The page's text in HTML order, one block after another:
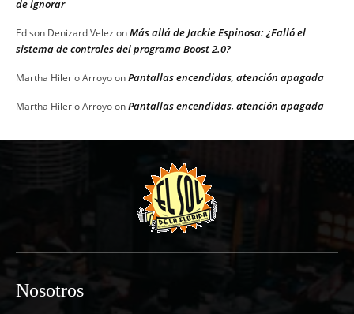
de ignorar
Edison Denizard Velez onMás allá de Jackie Espinosa: ¿Falló el
sistema de controles del programa Boost 2.0?
Martha Hilerio ArroyoonPantallas encendidas, atención apagada
Martha Hilerio ArroyoonPantallas encendidas, atención apagada
Nosotros